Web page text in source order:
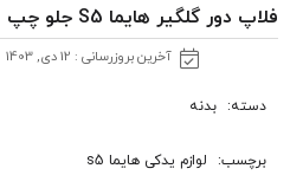
فلاپ دور گلگیر هایما S5 جلو چپ
آخرین بروزرسانی : 12 دی, 1403
دسته: بدنه
برچسب: لوازم یدکی هایما s5